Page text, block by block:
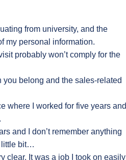
from university, and the
my personal information.
probably won’t comply for the
you belong and the sales-related
where I worked for five years and
and I don’t remember anything
little bit…
clear. It was a job I took on easily